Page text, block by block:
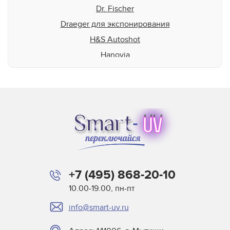
Dr. Fischer
Draeger для экспонирования
H&S Autoshot
Hanovia
Jelight
Johnson and Allen
Loctite
Miltec
Nordson
NuArc
+7 (495) 868-20-10
10.00-19.00, пн-пт
info@smart-uv.ru